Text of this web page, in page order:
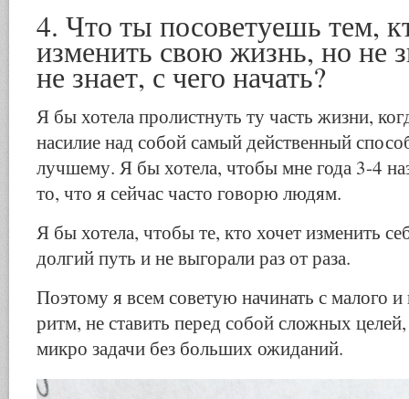
4. Что ты посоветуешь тем,
изменить свою жизнь, но не
не знает, с чего начать?
Я бы хотела пролистнуть ту часть жизни,
насилие над собой самый действенный
лучшему. Я бы хотела, чтобы мне года 3-4
то, что я сейчас часто говорю людям.
Я бы хотела, чтобы те, кто хочет изменить
долгий путь и не выгорали раз от раза.
Поэтому я всем советую начинать с малого и
ритм, не ставить перед собой сложных
микро задачи без больших ожиданий.